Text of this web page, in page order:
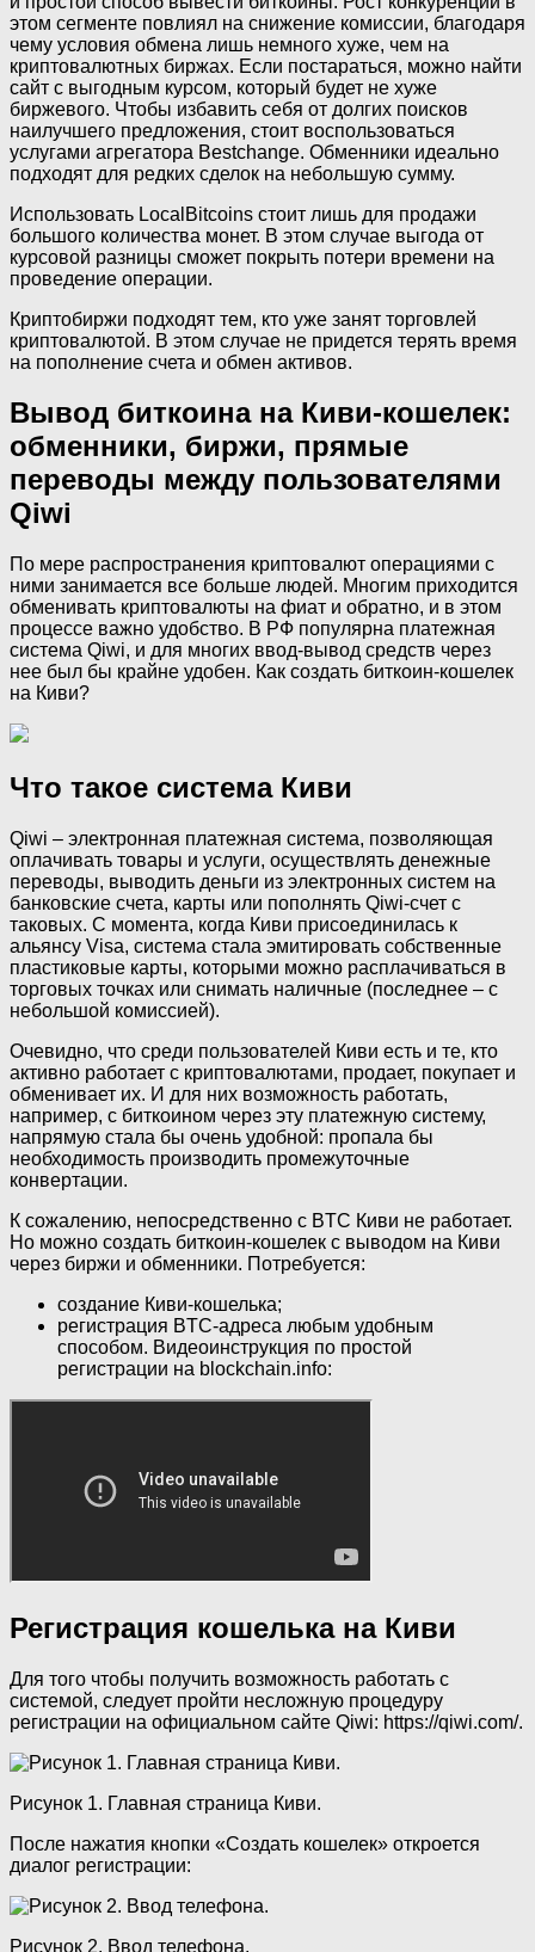
этом сегменте повлиял на снижение комиссии, благодаря
чему условия обмена лишь немного хуже, чем на
криптовалютных биржах. Если постараться, можно найти
сайт с выгодным курсом, который будет не хуже
биржевого. Чтобы избавить себя от долгих поисков
наилучшего предложения, стоит воспользоваться
услугами агрегатора Bestchange. Обменники идеально
подходят для редких сделок на небольшую сумму.
Использовать LocalBitcoins стоит лишь для продажи
большого количества монет. В этом случае выгода от
курсовой разницы сможет покрыть потери времени на
проведение операции.
Криптобиржи подходят тем, кто уже занят торговлей
криптовалютой. В этом случае не придется терять время
на пополнение счета и обмен активов.
Вывод биткоина на Киви-кошелек:
обменники, биржи, прямые
переводы между пользователями
Qiwi
По мере распространения криптовалют операциями с
ними занимается все больше людей. Многим приходится
обменивать криптовалюты на фиат и обратно, и в этом
процессе важно удобство. В РФ популярна платежная
система Qiwi, и для многих ввод-вывод средств через
нее был бы крайне удобен. Как создать биткоин-кошелек
на Киви?
Что такое система Киви
Qiwi – электронная платежная система, позволяющая
оплачивать товары и услуги, осуществлять денежные
переводы, выводить деньги из электронных систем на
банковские счета, карты или пополнять Qiwi-счет с
таковых. С момента, когда Киви присоединилась к
альянсу Visa, система стала эмитировать собственные
пластиковые карты, которыми можно расплачиваться в
торговых точках или снимать наличные (последнее – с
небольшой комиссией).
Очевидно, что среди пользователей Киви есть и те, кто
активно работает с криптовалютами, продает, покупает и
обменивает их. И для них возможность работать,
например, с биткоином через эту платежную систему,
напрямую стала бы очень удобной: пропала бы
необходимость производить промежуточные
конвертации.
К сожалению, непосредственно с BTC Киви не работает.
Но можно создать биткоин-кошелек с выводом на Киви
через биржи и обменники. Потребуется:
создание Киви-кошелька;
регистрация BTC-адреса любым удобным
способом. Видеоинструкция по простой
регистрации на blockchain.info:
Регистрация кошелька на Киви
Для того чтобы получить возможность работать с
системой, следует пройти несложную процедуру
регистрации на официальном сайте Qiwi: https://qiwi.com/.
Рисунок 1. Главная страница Киви.
После нажатия кнопки «Создать кошелек» откроется
диалог регистрации:
Рисунок 2. Ввод телефона.